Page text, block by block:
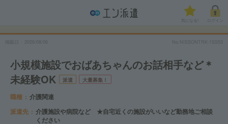
気になる!
No.NISSONTRK-1SS53
小規模施設でおばあちゃんのお話相手など＊
未経験OK
派遣 大量募集！
職種
介護関連
派遣先
介護施設や病院など ★自宅近くの施設がいいなど勤務地ご相談
ください